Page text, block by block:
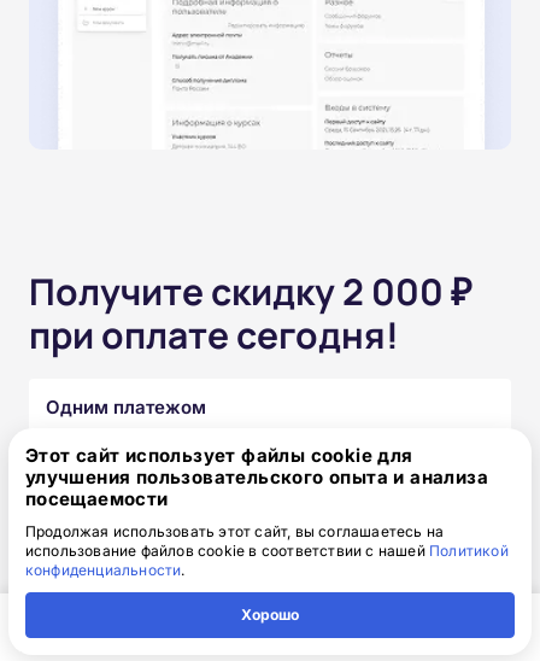
Получите скидку 2 000 ₽
при оплате сегодня!
Одним платежом
от 15 850 ₽ 17 850 ₽ скидка: 2 000 ₽
Частями без переплат
от 1 320₽
Узнать подробнее
Этот сайт использует файлы cookie для
улучшения пользовательского опыта и анализа
посещаемости
Продолжая использовать этот сайт, вы соглашаетесь на
использование файлов cookie в соответствии с нашей Политикой
конфиденциальности.
Хорошо